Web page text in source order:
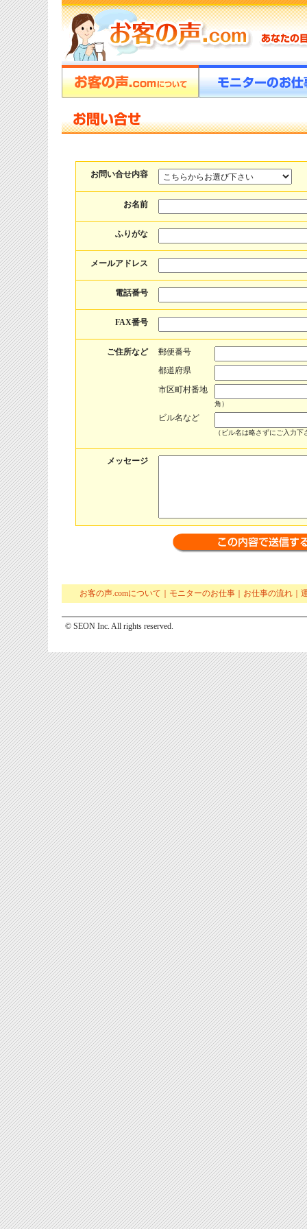
お問い合せ内容
お名前
ふりがな
メールアドレス
電話番号
FAX番号
ご住所など
郵便番号
都道府県
市区町村番地
角）
ビル名など
（ビル名は略さずにご入力下
メッセージ
お客の声.comについて モニターのお仕事｜ お仕事の流れ｜
© SEON Inc. All rights reserved.